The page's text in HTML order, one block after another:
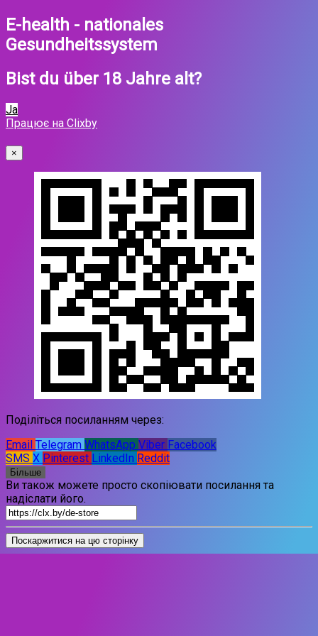
E-health - nationales
Gesundheitssystem
Bist du über 18 Jahre alt?
Ja
Працює на Clixby
×
Поділіться посиланням через:
Email Telegram WhatsApp Viber Facebook
SMS X Pinterest LinkedIn Reddit
Більше
Ви також можете просто скопіювати посилання та
надіслати його.
Поскаржитися на цю сторінку